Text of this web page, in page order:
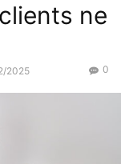
ne
2025 0